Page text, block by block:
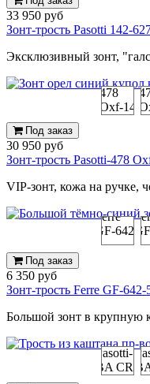
33 950 руб
Зонт-трость Pasotti 142-
Эксклюзивный зонт,
Под заказ
30 950 руб
Зонт-трость Pasotti-478
VIP-зонт, кожа на ручке,
Под заказ
6 350 руб
Зонт-трость Ferre GF-642-
Большой зонт в крупную